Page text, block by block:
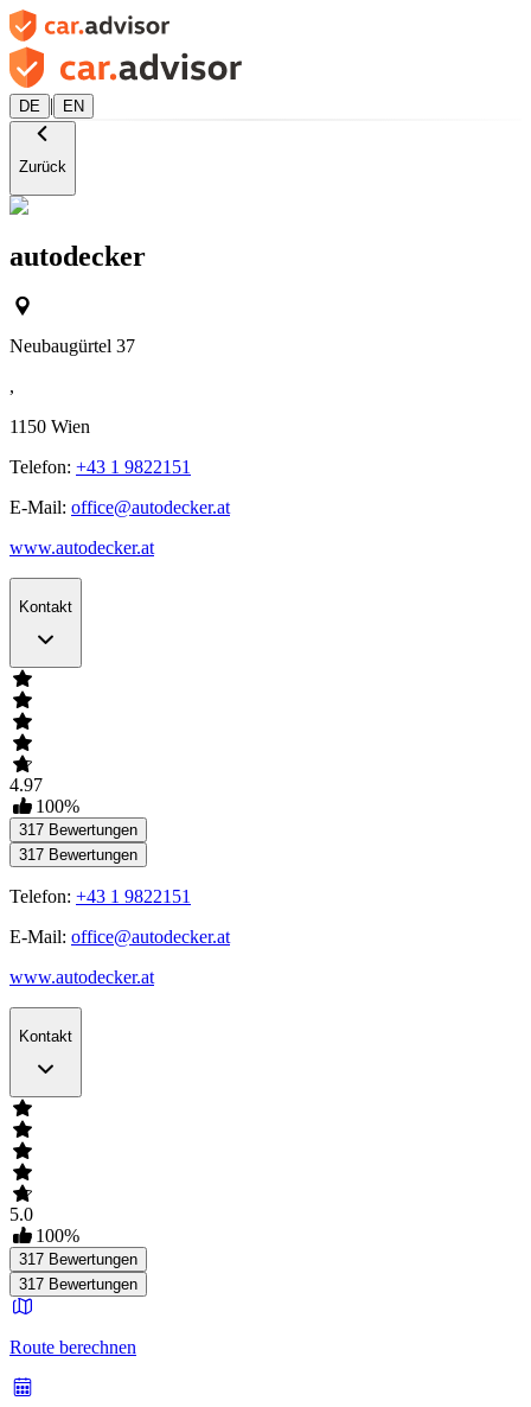
DE | EN
Zurück
autodecker
Neubaugürtel 37
,
1150 Wien
Telefon: +43 1 9822151
E-Mail: office@autodecker.at
www.autodecker.at
Kontakt
4.97
100%
317 Bewertungen
317 Bewertungen
Telefon: +43 1 9822151
E-Mail: office@autodecker.at
www.autodecker.at
Kontakt
5.0
100%
317 Bewertungen
317 Bewertungen
Route berechnen